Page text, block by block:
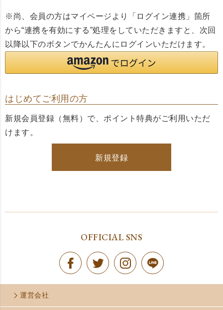
※尚、会員の方はマイページより「ログイン連携」箇所
から“連携を有効にする”処理をしていただきますと、次回
以降以下のボタンでかんたんにログインいただけます。
はじめてご利用の方
新規会員登録（無料）で、ポイント特典がご利用いただ
けます。
新規登録
OFFICIAL SNS
運営会社